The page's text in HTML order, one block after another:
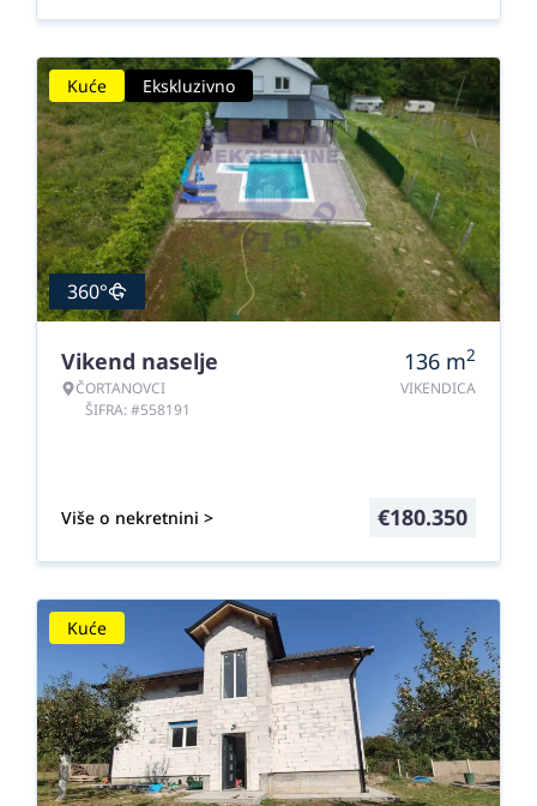
Kuće Ekskluzivno
360°
Vikend naselje
ČORTANOVCI
ŠIFRA: #558191
136 m2
VIKENDICA
Više o nekretnini > €180.350
Kuće